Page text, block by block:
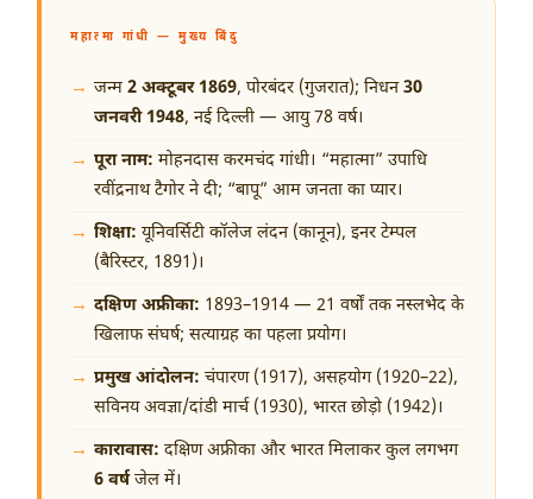
महात्मा गांधी — मुख्य बिंदु
जन्म 2 अक्टूबर 1869, पोरबंदर (गुजरात); निधन30
जनवरी 1948, नई दिल्ली — आयु 78 वर्ष।
पूरा नाम: मोहनदास करमचंद गांधी। “महात्मा” उपाधि
रवींद्रनाथ टैगोर ने दी; “बापू” आम जनता का प्यार।
शिक्षा: यूनिवर्सिटी कॉलेज लंदन (कानून), इनर टेम्पल
(बैरिस्टर, 1891)।
दक्षिण अफ्रीका: 1893–1914 — 21 वर्षों तक नस्लभेद के
खिलाफ संघर्ष; सत्याग्रह का पहला प्रयोग।
प्रमुख आंदोलन: चंपारण (1917), असहयोग (1920–22),
सविनय अवज्ञा/दांडी मार्च (1930), भारत छोड़ो (1942)।
कारावास: दक्षिण अफ्रीका और भारत मिलाकर कुल लगभग
6 वर्षजेल में।